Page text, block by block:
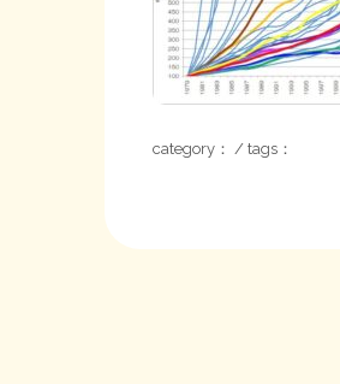
category： / tags：